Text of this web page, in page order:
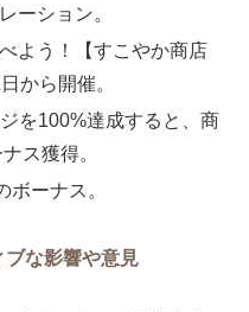
ーション。
よう！【すこやか商店
から開催。
を100%達成すると、商
ス獲得。
ーナス。
ブな影響や意見